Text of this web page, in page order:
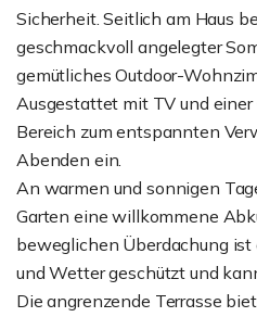
Sicherheit. Seitlich am Haus
geschmackvoll angelegter
gemütliches Outdoor-
Ausgestattet mit TV und einer
Bereich zum entspannten
Abenden ein.
An warmen und sonnigen
Garten eine willkommene
beweglichen Überdachung
und Wetter geschützt und
Die angrenzende Terrasse